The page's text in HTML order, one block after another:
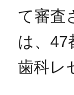
て審査
は、47
歯科レ